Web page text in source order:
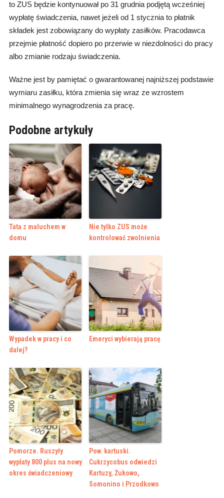
to ZUS będzie kontynuował po 31 grudnia podjętą wcześniej
wypłatę świadczenia, nawet jeżeli od 1 stycznia to płatnik
składek jest zobowiązany do wypłaty zasiłków. Pracodawca
przejmie płatność dopiero po przerwie w niezdolności do pracy
albo zmianie rodzaju świadczenia.
Ważne jest by pamiętać o gwarantowanej najniższej podstawie
wymiaru zasiłku, która zmienia się wraz ze wzrostem
minimalnego wynagrodzenia za pracę.
Podobne artykuły
Tata z maluchem w
domu
Nie tylko ZUS może
kontrolować zwolnienia
Wypadek w pracy i co
dalej?
Emeryci wybierają pracę
Pomorze. Ruszyły
wypłaty 800 plus na nowy
okres świadczeniowy
Pow. kartuski.
Cukrzycobus odwiedzi
Kartuzy, Żukowo,
Somonino i Przodkowo